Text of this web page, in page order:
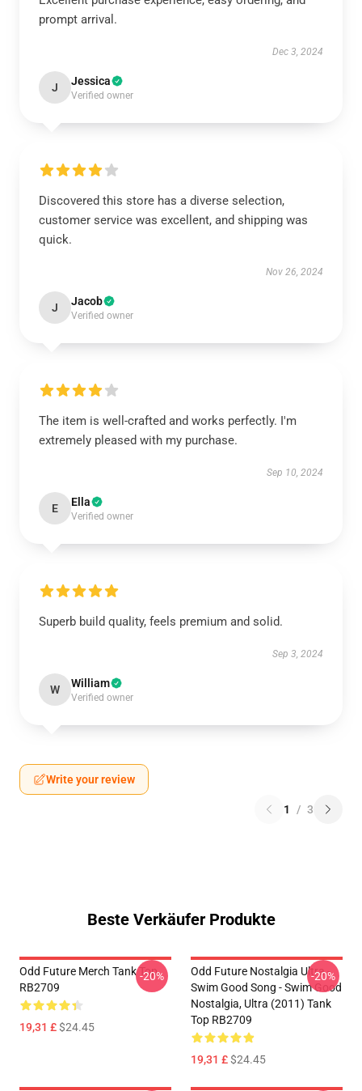
prompt arrival.
Dec 3, 2024
J Jessica
Verified owner
Discovered this store has a diverse selection,
customer service was excellent, and shipping was
quick.
Nov 26, 2024
J Jacob
Verified owner
The item is well-crafted and works perfectly. I'm
extremely pleased with my purchase.
Sep 10, 2024
E Ella
Verified owner
Superb build quality, feels premium and solid.
Sep 3, 2024
W William
Verified owner
Write your review
1 / 3
Beste Verkäufer Produkte
Odd Future Merch Tank Top
RB2709
19,31 £$24.45
-20%
Odd Future Nostalgia Ultra -
Swim Good Song - Swim Good
Nostalgia, Ultra (2011) Tank
Top RB2709
19,31 £$24.45
-20%